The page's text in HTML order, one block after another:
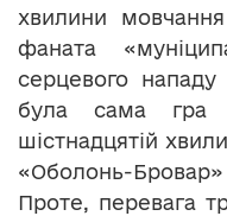
хвилини
фаната
серцевого
була сама
шістнадцятій
«Оболонь-
Проте, перевага